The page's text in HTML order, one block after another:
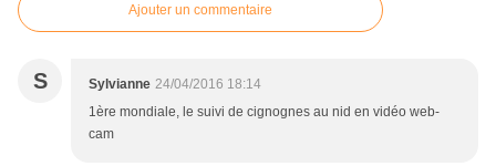
Ajouter un commentaire
S Sylvianne 24/04/2016 18:14
1ère mondiale, le suivi de cignognes au nid en vidéo web-
cam